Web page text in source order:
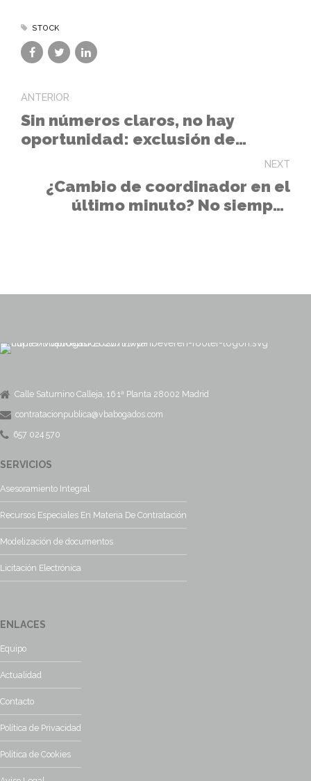
STOCK
ANTERIOR
Sin números claros, no hay
oportunidad: exclusión de
NEXT
¿Cambio de coordinador en el
último minuto? No siempre
Calle Saturnino Calleja, 16 1ª Planta 28002 Madrid
contratacionpublica@vbabogados.com
657 024 570
SERVICIOS
Asesoramiento Integral
Recursos Especiales En Materia De Contratación
Modelización de documentos
Licitación Electrónica
ENLACES
Equipo
Actualidad
Contacto
Política de Privacidad
Política de Cookies